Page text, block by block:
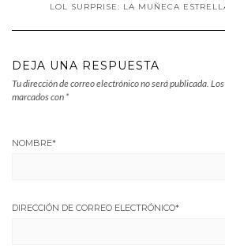
LOL SURPRISE: LA MUÑECA
DEJA UNA RESPUESTA
Tu dirección de correo electrónico no será publicada.
marcados con *
NOMBRE*
DIRECCIÓN DE CORREO ELECTRÓNICO*